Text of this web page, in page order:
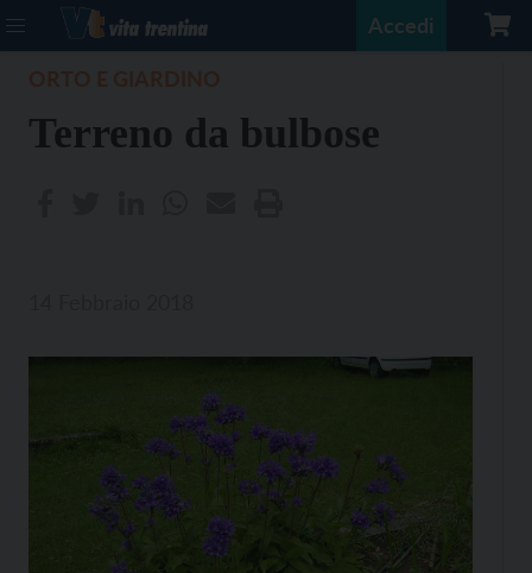
Accedi
Terreno da bulbose